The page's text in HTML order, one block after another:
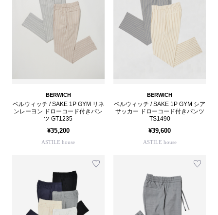
BERWICH
ベルウィッチ / SAKE 1P GYM リネ
ンレーヨン ドローコード付きパン
ツ GT1235
¥35,200
ASTILE house
BERWICH
ベルウィッチ / SAKE 1P GYM シア
サッカー ドローコード付きパンツ
TS1490
¥39,600
ASTILE house